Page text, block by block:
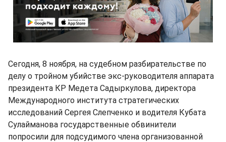
Сегодня, 8 ноября, на судебном разбирательстве по
делу о тройном убийстве экс-руководителя аппарата
президента КР Медета Садыркулова, директора
Международного института стратегических
исследований Сергея Слепченко и водителя Кубата
Сулайманова государственные обвинители
попросили для подсудимого члена организованной